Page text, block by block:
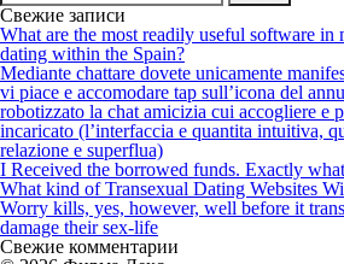
Свежие записи
What are the most readily useful software
dating within the Spain?
Mediante chattare dovete unicamente
vi piace e accomodare tap sull’icona del
robotizzato la chat amicizia cui accogliere e
incaricato (l’interfaccia e quantita intuitiva,
relazione e superflua)
I Received the borrowed funds. Exactly
What kind of Transexual Dating Websites
Worry kills, yes, however, well before it
damage their sex-life
Свежие комментарии